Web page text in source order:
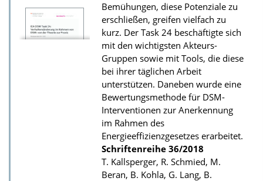
u
r
P
u
b
l
i
k
a
t
i
Bemühungen, diese Potenziale zu
erschließen, greifen vielfach zu
kurz. Der Task 24 beschäftigte sich
mit den wichtigsten Akteurs-
Gruppen sowie mit Tools, die diese
bei ihrer täglichen Arbeit
unterstützen. Daneben wurde eine
Bewertungsmethode für DSM-
Interventionen zur Anerkennung
im Rahmen des
Energieeffizienzgesetzes erarbeitet.
Schriftenreihe 36/2018
T. Kallsperger, R. Schmied, M.
Beran, B. Kohla, G. Lang, B.